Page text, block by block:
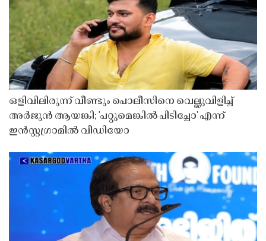
ഒളിവിലിരുന്ന് വീണ്ടും പൊലീസിനെ വെല്ലുവിളിച്ച്
അർജുൻ ആയങ്കി; 'പറ്റുമെങ്കിൽ പിടിച്ചോ' എന്ന്
ഇൻസ്റ്റഗ്രാമിൽ വീഡിയോ